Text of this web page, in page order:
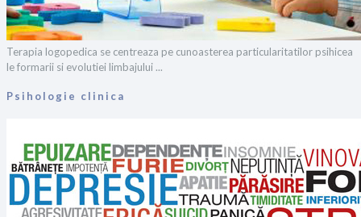
Terapia logopedica se centreaza pe cunoasterea particularitatilor psihicea
le formarii si evolutiei limbajului ...
Psihologie clinica